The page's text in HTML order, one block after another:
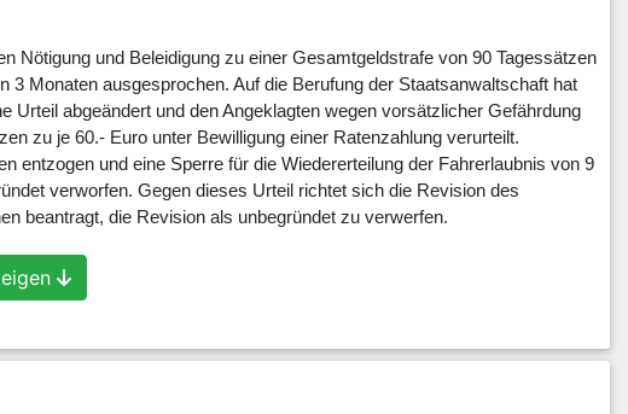
Nötigung und Beleidigung zu einer Gesamtgeldstrafe von 90 Tagessätzen
Monaten ausgesprochen. Auf die Berufung der Staatsanwaltschaft hat
abgeändert und den Angeklagten wegen vorsätzlicher Gefährdung
zu je 60.- Euro unter Bewilligung einer Ratenzahlung verurteilt.
entzogen und eine Sperre für die Wiedererteilung der Fahrerlaubnis von 9
verworfen. Gegen dieses Urteil richtet sich die Revision des
beantragt, die Revision als unbegründet zu verwerfen.
Polizeibeamter, als Führer eines PKWs auf der Bundesstraße B 8